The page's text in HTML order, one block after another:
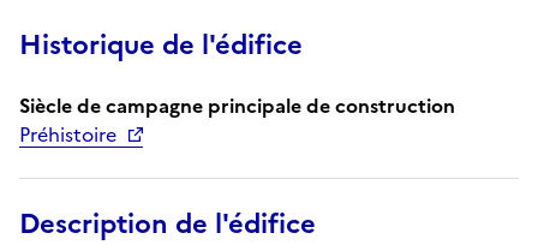
Historique de l'édifice
Siècle de campagne principale de construction
Préhistoire
Description de l'édifice